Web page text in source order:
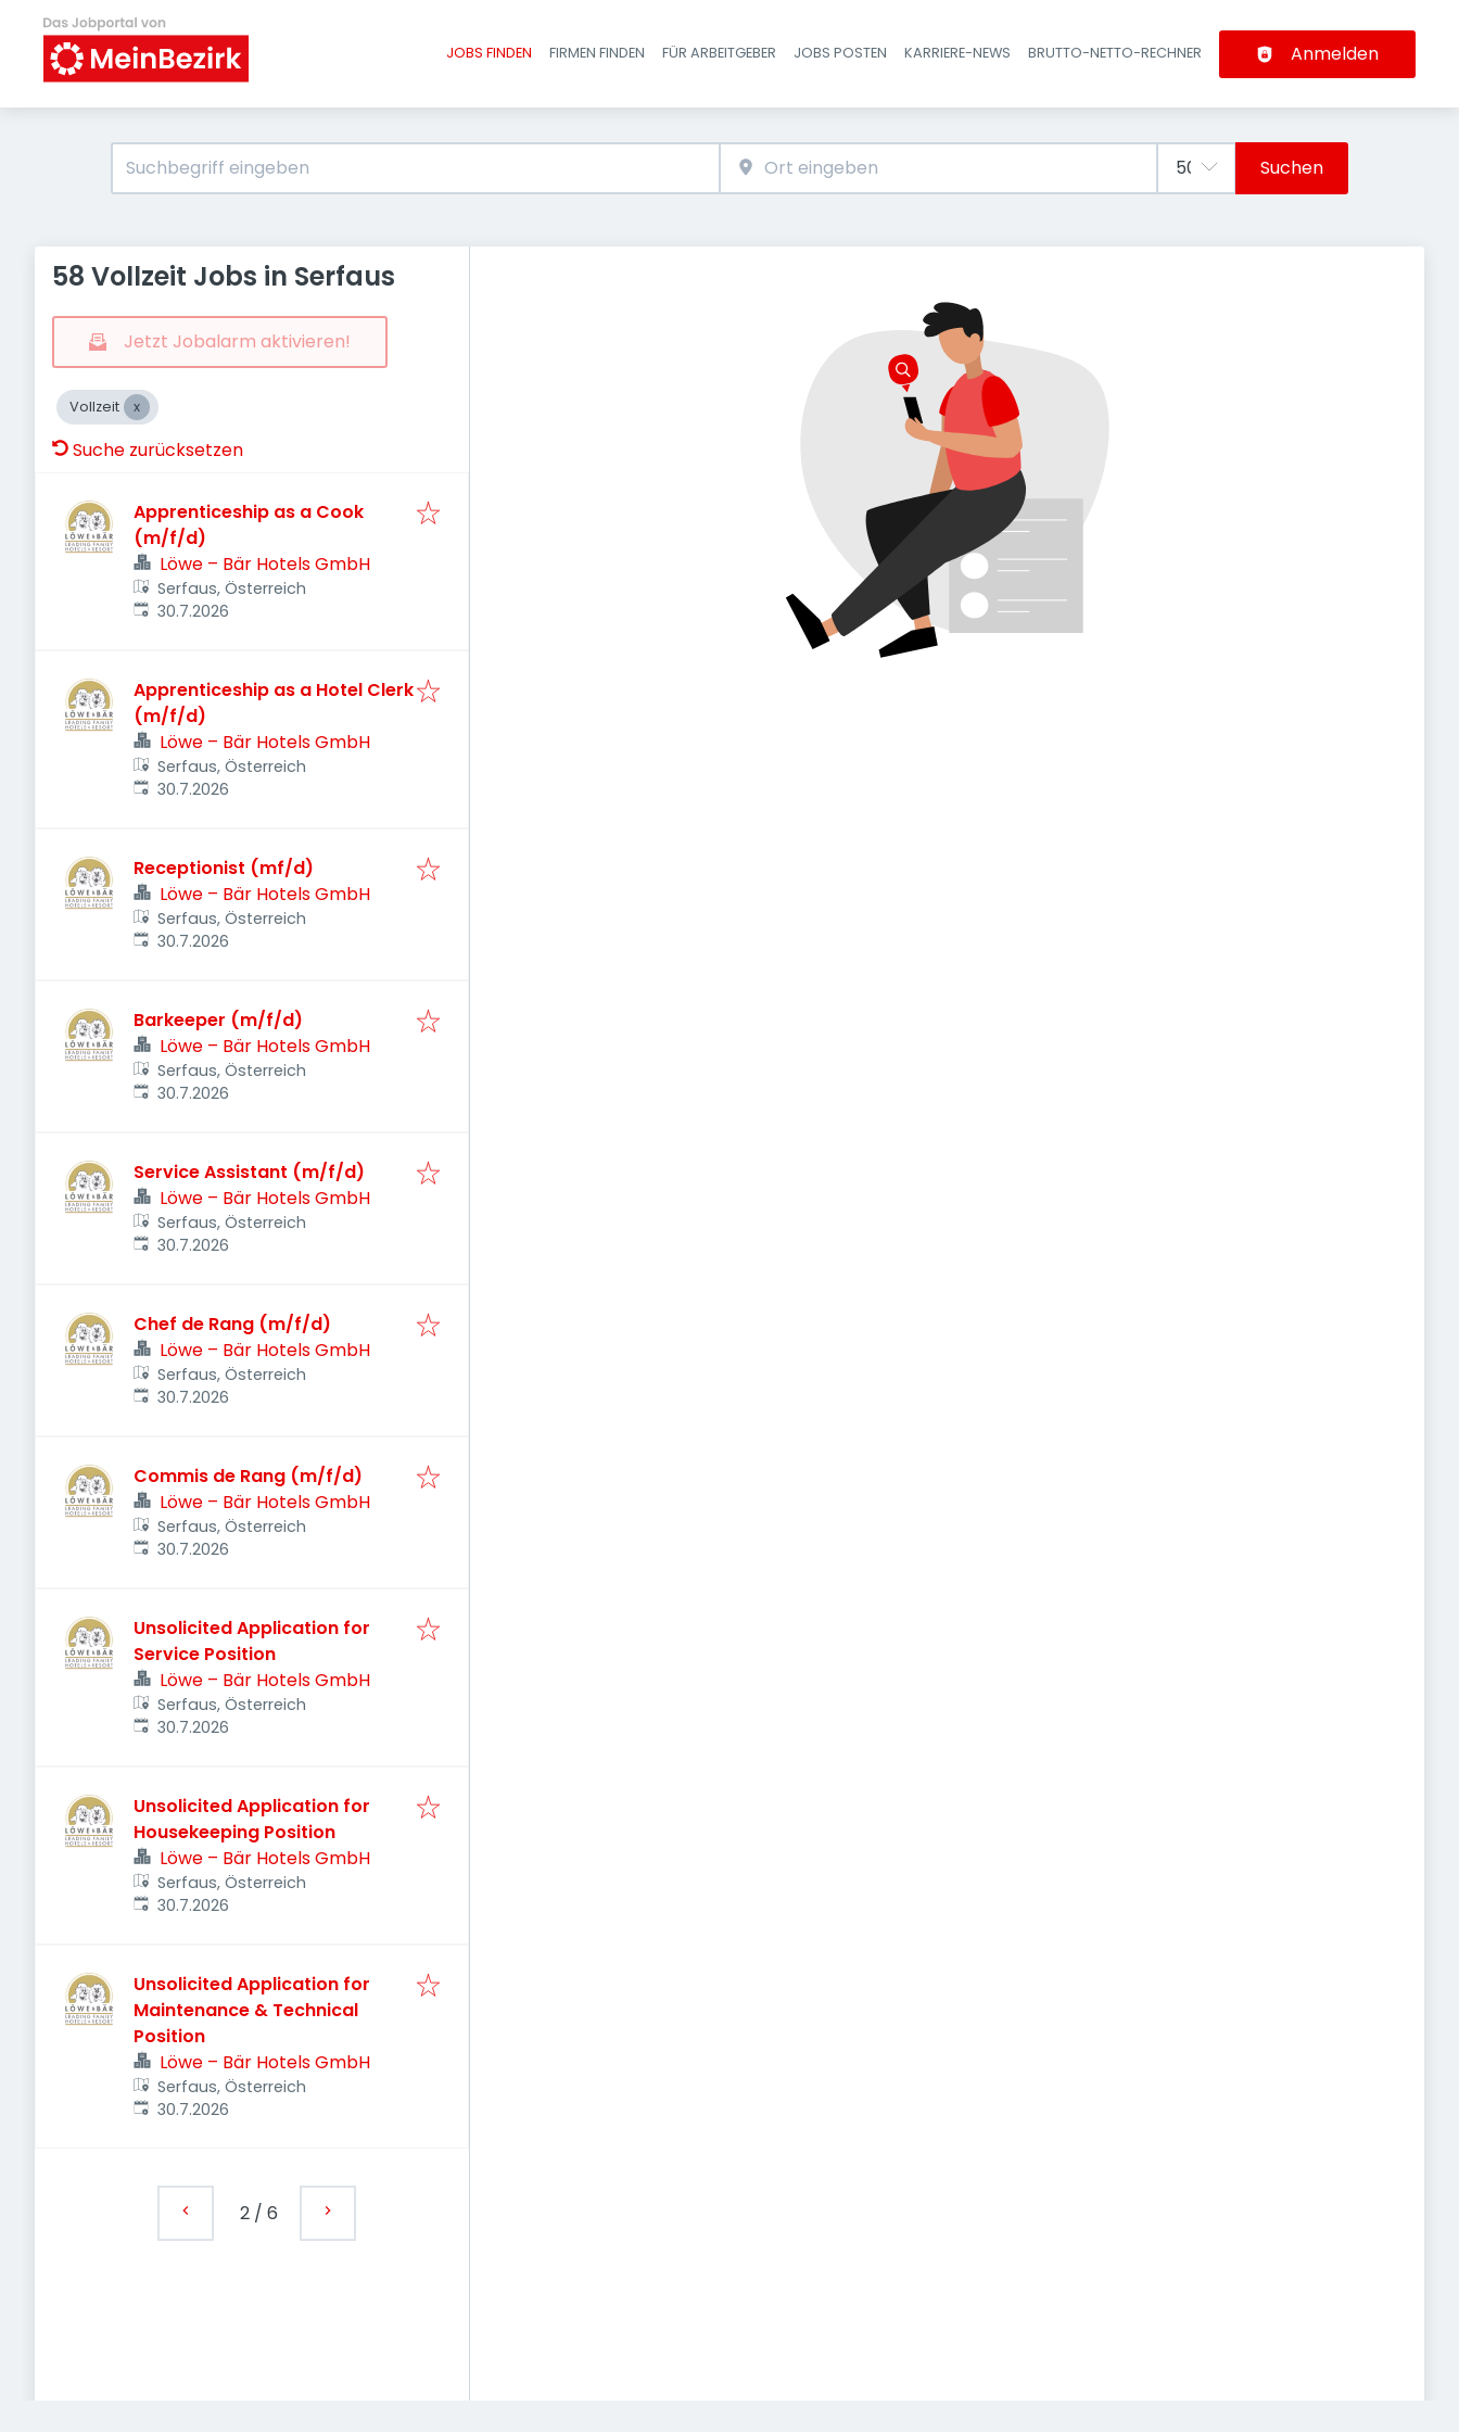
Haupt-Navigation
JOBS FINDEN FIRMEN FINDEN FÜR ARBEITGEBER JOBS POSTEN KARRIERE-NEWS BRUTTO-NETTO-RECHNER Anmelden
Suchen
58 Vollzeit Jobs in Serfaus
Jetzt Jobalarm aktivieren!
Vollzeit
Suche zurücksetzen
Apprenticeship as a Cook
(m/f/d)
Löwe – Bär Hotels GmbH
Serfaus, Österreich
Veröffentlicht
30.7.2026
Apprenticeship as a Hotel Clerk
(m/f/d)
Löwe – Bär Hotels GmbH
Serfaus, Österreich
Veröffentlicht
30.7.2026
Receptionist (mf/d)
Löwe – Bär Hotels GmbH
Serfaus, Österreich
Veröffentlicht
30.7.2026
Barkeeper (m/f/d)
Löwe – Bär Hotels GmbH
Serfaus, Österreich
Veröffentlicht
30.7.2026
Service Assistant (m/f/d)
Löwe – Bär Hotels GmbH
Serfaus, Österreich
Veröffentlicht
30.7.2026
Chef de Rang (m/f/d)
Löwe – Bär Hotels GmbH
Serfaus, Österreich
Veröffentlicht
30.7.2026
Commis de Rang (m/f/d)
Löwe – Bär Hotels GmbH
Serfaus, Österreich
Veröffentlicht
30.7.2026
Unsolicited Application for
Service Position
Löwe – Bär Hotels GmbH
Serfaus, Österreich
Veröffentlicht
30.7.2026
Unsolicited Application for
Housekeeping Position
Löwe – Bär Hotels GmbH
Serfaus, Österreich
Veröffentlicht
30.7.2026
Unsolicited Application for
Maintenance & Technical
Position
Löwe – Bär Hotels GmbH
Serfaus, Österreich
Veröffentlicht
30.7.2026
2/ 6